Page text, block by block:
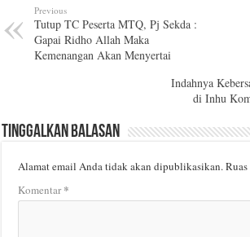
Previous
Tutup TC Peserta MTQ, Pj Sekda :
Gapai Ridho Allah Maka
Kemenangan Akan Menyertai
Indahnya
di Inhu
Tinggalkan Balasan
Alamat email Anda tidak akan dipublikasikan.
Komentar*